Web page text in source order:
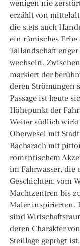
wenigen nie
erzählt von
die stets auch
ein römisches Erbe
Tallandschaft
wechseln.
markiert der
deren Strömungen
Passage ist heute
Höhepunkt der
Weiter südlich
Oberwesel mit
Bacharach mit
romantischem
im Fahrwasser, die
Geschichten: vom
Machtzentren bis
Maler inspirierten.
sind
deren Charakter
Steillage geprägt